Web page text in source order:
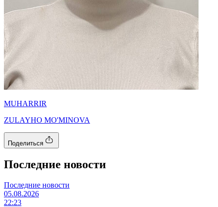
MUHARRIR
ZULAYHO MO'MINOVA
Поделиться
Последние новости
Последние новости
05.08.2026
22:23